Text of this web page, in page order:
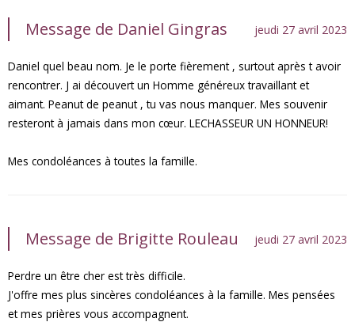
Message de Daniel Gingras jeudi 27 avril 2023
Daniel quel beau nom. Je le porte fièrement , surtout après t avoir
rencontrer. J ai découvert un Homme généreux travaillant et
aimant. Peanut de peanut , tu vas nous manquer. Mes souvenir
resteront à jamais dans mon cœur. LECHASSEUR UN HONNEUR!
Mes condoléances à toutes la famille.
Message de Brigitte Rouleau jeudi 27 avril 2023
Perdre un être cher est très difficile.
J'offre mes plus sincères condoléances à la famille. Mes pensées
et mes prières vous accompagnent.